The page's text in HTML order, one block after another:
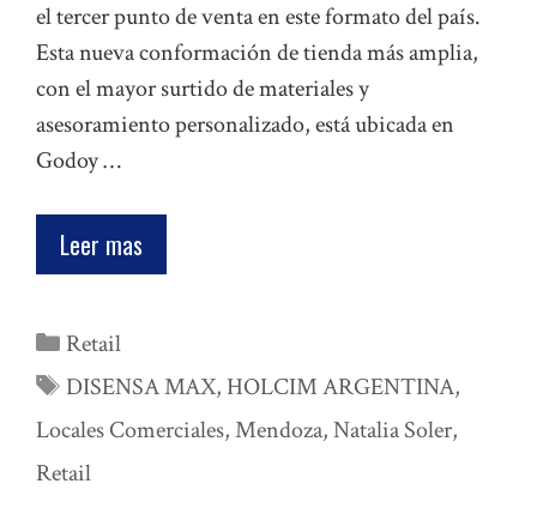
el tercer punto de venta en este formato del país.
Esta nueva conformación de tienda más amplia,
con el mayor surtido de materiales y
asesoramiento personalizado, está ubicada en
Godoy …
Leer mas
Categorías
Retail
Etiquetas
DISENSA MAX, HOLCIM ARGENTINA,
Locales Comerciales,Mendoza,Natalia Soler,
Retail